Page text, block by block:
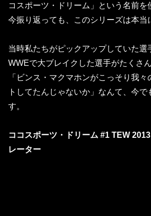
コスポーツ・ドリーム 」という名前を
今振り返っても、このシリーズは本当
当時私たちがピックアップしていた選
WWEで大ブレイクした選手がたくさ
「ビンス・マクマホンがこっそり我
トしてたんじゃないか」なんて、今で
す。
ココスポーツ・ドリーム #1 TEW
レーター